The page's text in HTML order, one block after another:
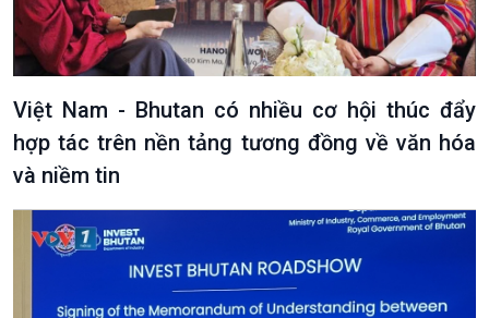
Việt Nam - Bhutan có nhiều cơ hội thúc đẩy
hợp tác trên nền tảng tương đồng về văn hóa
và niềm tin